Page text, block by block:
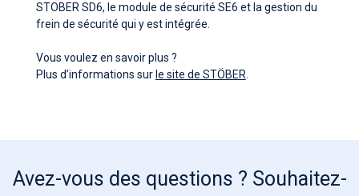
STOBER SD6, le module de sécurité SE6 et la gestion du
frein de sécurité qui y est intégrée.
Vous voulez en savoir plus ?
Plus d’informations sur le site de STÖBER
Avez-vous des questions ? Souhaitez-